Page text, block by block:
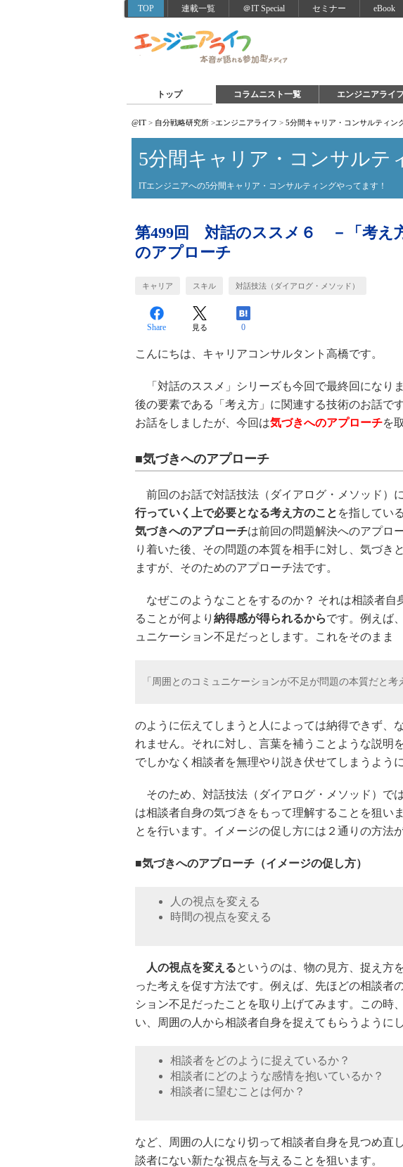
TOP 連載一覧 ＠IT Special セミナー eBook
トップ コラムニスト一覧 エンジニアライ
@IT > 自分戦略研究所 >エンジニアライフ > 5分間キャリア・コンサルティン
5分間キャリア・コンサルテ
ITエンジニアへの5分間キャリア・コンサルティングやってます！
第499回 対話のススメ６ －「考え
のアプローチ
キャリア スキル 対話技法（ダイアログ・メソッド）
Share 見る 0
こんにちは、キャリアコンサルタント高橋です。
「対話のススメ」シリーズも今回で最終回になり
後の要素である「考え方」に関連する技術のお話で
お話をしましたが、今回は気づきへのアプローチを
■気づきへのアプローチ
前回のお話で対話技法（ダイアログ・メソッド）
行っていく上で必要となる考え方のこと を指してい
気づきへのアプローチは前回の問題解決へのアプロ
り着いた後、その問題の本質を相手に対し、気づき
ますが、そのためのアプローチ法です。
なぜこのようなことをするのか？ それは相談者自
ることが何より 納得感が得られるからです。例えば
ュニケーション不足だっとします。これをそのまま
「周囲とのコミュニケーションが不足が問題の本質だと考
のように伝えてしまうと人によっては納得できず、
れません。それに対し、言葉を補うことような説明
でしかなく相談者を無理やり説き伏せてしまうよう
そのため、対話技法（ダイアログ・メソッド）で
は相談者自身の気づきをもって理解することを狙い
とを行います。イメージの促し方には２通りの方法
■気づきへのアプローチ（イメージの促し方）
人の視点を変える
時間の視点を変える
人の視点を変えるというのは、物の見方、捉え方
った考えを促す方法です。例えば、先ほどの相談者
ション不足だったことを取り上げてみます。この時
い、周囲の人から相談者自身を捉えてもらうように
相談者をどのように捉えているか？
相談者にどのような感情を抱いているか？
相談者に望むことは何か？
など、周囲の人になり切って相談者自身を見つめ直
談者にない新たな視点を与えることを狙います。